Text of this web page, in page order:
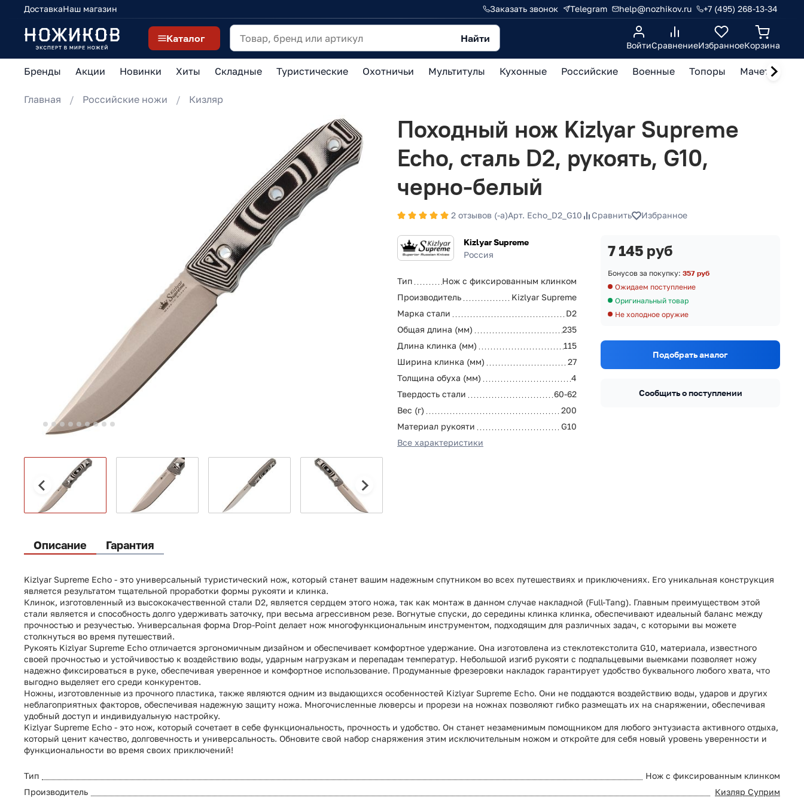
ДоставкаНаш магазин Заказать звонок Telegram help@nozhikov.ru +7 (495) 268-13-34
Каталог Найти
ВойтиСравнениеИзбранноеКорзина
Бренды Акции Новинки Хиты Складные Туристические Охотничьи Мультитулы Кухонные Российские Военные Топоры Мачете,
Главная Российские ножи Кизляр
Походный нож Kizlyar Supreme
Echo, сталь D2, рукоять, G10,
черно-белый
2 отзывов (-а)Арт. Echo_D2_G10 Сравнить Избранное
Kizlyar Supreme
Россия
Тип
Нож с фиксированным клинком
Производитель
Kizlyar Supreme
Марка стали
D2
Общая длина (мм)
235
Длина клинка (мм)
115
Ширина клинка (мм)
27
Толщина обуха (мм)
4
Твердость стали
60-62
Вес (г)
200
Материал рукояти
G10
Все характеристики
7 145 руб
Бонусов за покупку: 357 руб
Ожидаем поступление
Оригинальный товар
Не холодное оружие
Подобрать аналог
Сообщить о поступлении
Описание Гарантия
Kizlyar Supreme Echo - это универсальный туристический нож, который станет вашим надежным спутником во всех путешествиях и приключениях. Его уникальная конструкция
является результатом тщательной проработки формы рукояти и клинка.
Клинок, изготовленный из высококачественной стали D2, является сердцем этого ножа, так как монтаж в данном случае накладной (Full-Tang). Главным преимуществом этой
стали является и способность долго удерживать заточку, при весьма агрессивном резе. Вогнутые спуски, до середины клинка клинка, обеспечивают идеальный баланс между
прочностью и резучестью. Универсальная форма Drop-Point делает нож многофункциональным инструментом, подходящим для различных задач, с которыми вы можете
столкнуться во время путешествий.
Рукоять Kizlyar Supreme Echo отличается эргономичным дизайном и обеспечивает комфортное удержание. Она изготовлена из стеклотекстолита G10, материала, известного
своей прочностью и устойчивостью к воздействию воды, ударным нагрузкам и перепадам температур. Небольшой изгиб рукояти с подпальцевыми выемками позволяет ножу
надежно фиксироваться в руке, обеспечивая уверенное и комфортное использование. Продуманные фрезеровки накладок гарантирует удобство буквального любого хвата, что
выгодно выделяет его среди конкурентов.
Ножны, изготовленные из прочного пластика, также являются одним из выдающихся особенностей Kizlyar Supreme Echo. Они не поддаются воздействию воды, ударов и других
неблагоприятных факторов, обеспечивая надежную защиту ножа. Многочисленные люверсы и прорези на ножнах позволяют гибко размещать их на снаряжении, обеспечивая
удобный доступ и индивидуальную настройку.
Kizlyar Supreme Echo - это нож, который сочетает в себе функциональность, прочность и удобство. Он станет незаменимым помощником для любого энтузиаста активного отдыха,
который ценит качество, долговечность и универсальность. Обновите свой набор снаряжения этим исключительным ножом и откройте для себя новый уровень уверенности и
функциональности во время своих приключений!
Тип
Нож с фиксированным клинком
Производитель
Кизляр Суприм